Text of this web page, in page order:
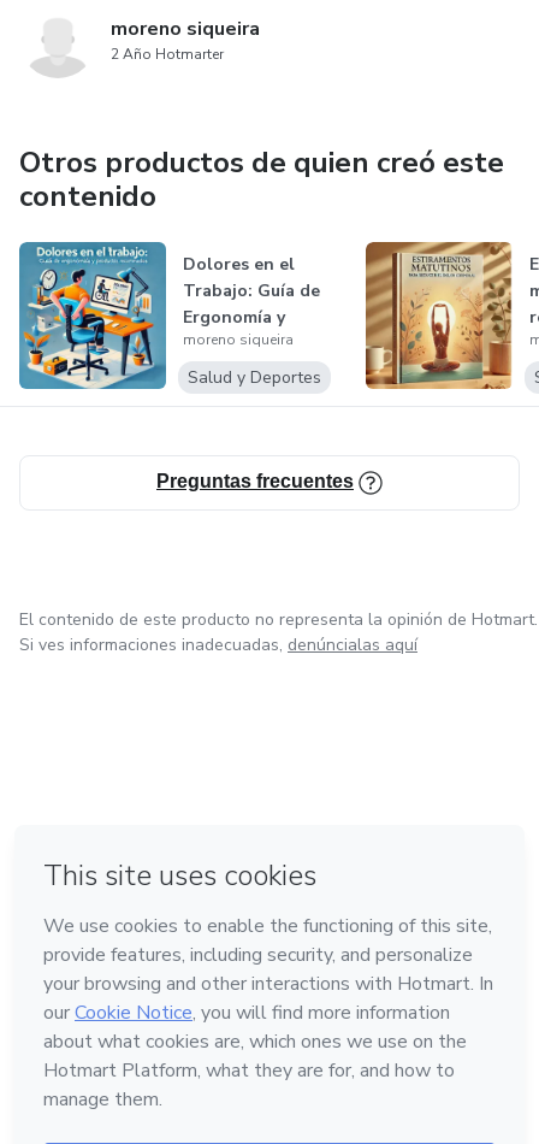
moreno siqueira
2 Año Hotmarter
Otros productos de quien creó este
contenido
Dolores en el
Trabajo: Guía de
Ergonomía y
Productos
Recomen...
moreno siqueira
Salud y Deportes
Preguntas frecuentes
El contenido de este producto no representa la opinión de Hotmart.
Si ves informaciones inadecuadas, denúncialas aquí
Hecho con❤ en Belo Horizonte
Conoce Hotmart
Idioma
Español